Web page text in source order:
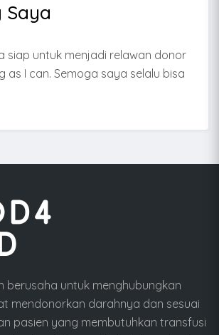
Saya
siap untuk menjadi relawan donor
as I can. Semoga saya selalu bisa
berusaha untuk menghubungkan
mendonorkan darahnya dan sesuai
pasien yang membutuhkan transfusi